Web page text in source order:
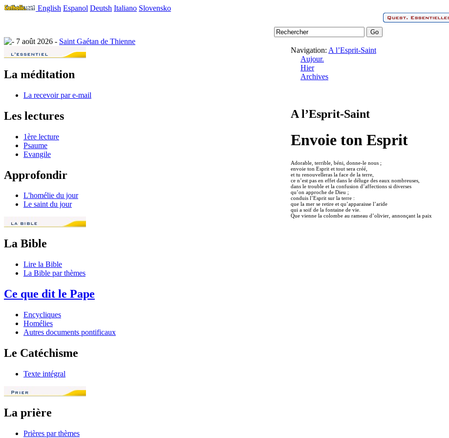
English Espanol Deutsh Italiano Slovensko
7 août 2026 - Saint Gaétan de Thienne
La méditation
La recevoir par e-mail
Les lectures
1ère lecture
Psaume
Evangile
Approfondir
L'homélie du jour
Le saint du jour
La Bible
Lire la Bible
La Bible par thèmes
Ce que dit le Pape
Encycliques
Homélies
Autres documents pontificaux
Le Catéchisme
Texte intégral
La prière
Prières par thèmes
Navigation: A l’Esprit-Saint
Aujour.
Hier
Archives
A l’Esprit-Saint
Envoie ton Esprit
Adorable, terrible, béni, donne-le nous ;
envoie ton Esprit et tout sera créé,
et tu renouvelleras la face de la terre,
ce n’est pas en effet dans le déluge des eaux nombreuses,
dans le trouble et la confusion d’affections si diverses
qu’on approche de Dieu ;
conduis l’Esprit sur la terre :
que la mer se retire et qu’apparaisse l’aride
qui a soif de la fontaine de vie.
Que vienne la colombe au rameau d’olivier, annonçant la paix